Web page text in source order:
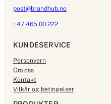
post@brandhub.no
+47 465 00 222
KUNDESERVICE
Personvern
Om oss
Kontakt
Vilkår og betingelser